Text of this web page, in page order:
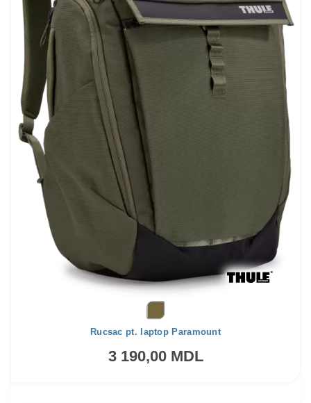
Rucsac pt. laptop Paramount
3 190,00 MDL